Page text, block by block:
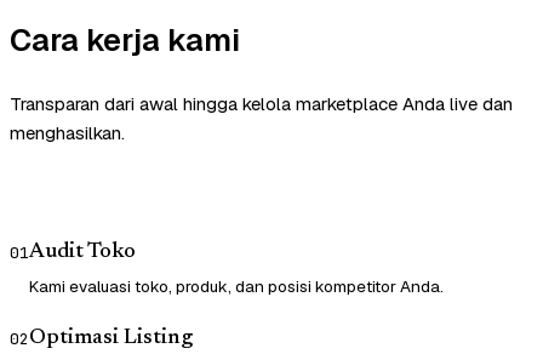
Cara kerja kami
Transparan dari awal hingga kelola marketplace Anda live dan
menghasilkan.
01Audit Toko
Kami evaluasi toko, produk, dan posisi kompetitor Anda.
02Optimasi Listing